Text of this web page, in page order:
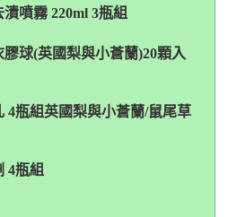
漬噴霧 220ml 3瓶組
膠球(英國梨與小蒼蘭)20顆入
4瓶組英國梨與小蒼蘭/鼠尾草
4瓶組